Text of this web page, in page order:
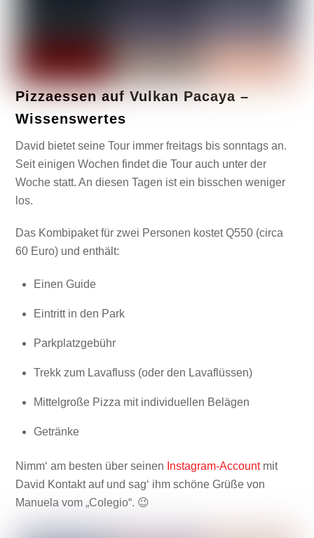
Pizzaessen auf Vulkan Pacaya –
Wissenswertes
David bietet seine Tour immer freitags bis sonntags an.
Seit einigen Wochen findet die Tour auch unter der
Woche statt. An diesen Tagen ist ein bisschen weniger
los.
Das Kombipaket für zwei Personen kostet Q550 (circa
60 Euro) und enthält:
Einen Guide
Eintritt in den Park
Parkplatzgebühr
Trekk zum Lavafluss (oder den Lavaflüssen)
Mittelgroße Pizza mit individuellen Belägen
Getränke
Nimm‘ am besten über seinen Instagram-Accountmit
David Kontakt auf und sag‘ ihm schöne Grüße von
Manuela vom „Colegio“. 😉